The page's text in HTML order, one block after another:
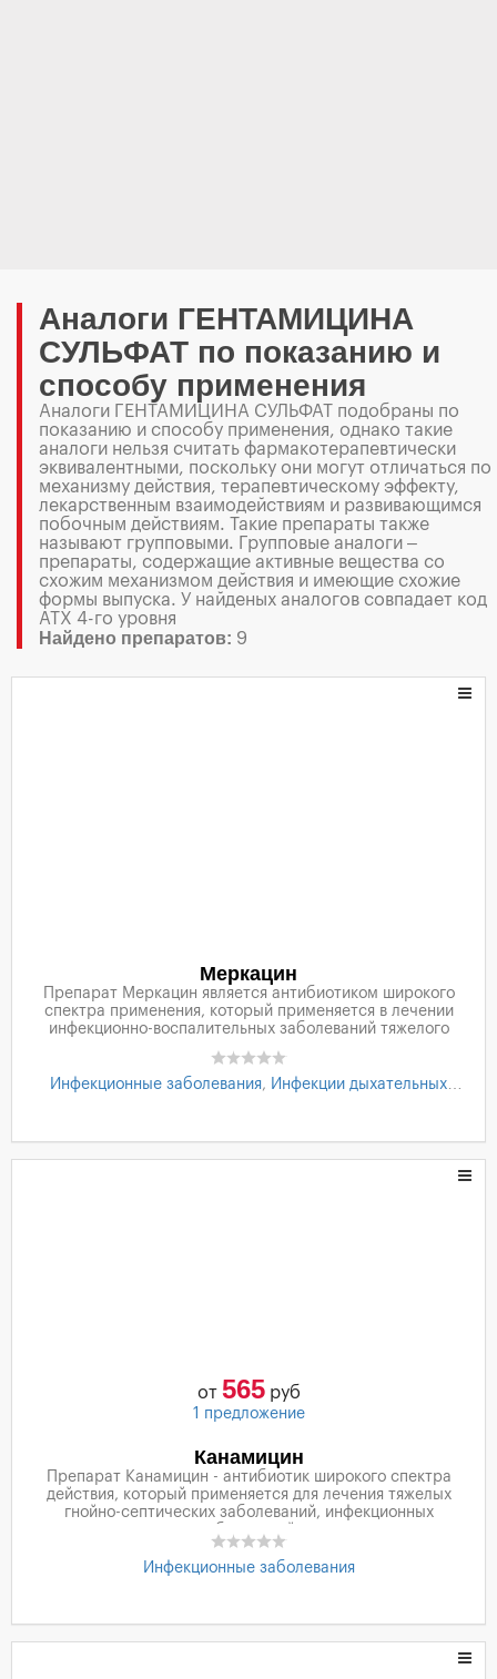
Аналоги ГЕНТАМИЦИНА
СУЛЬФАТ по показанию и
способу применения
Аналоги ГЕНТАМИЦИНА СУЛЬФАТ подобраны по
показанию и способу применения, однако такие
аналоги нельзя считать фармакотерапевтически
эквивалентными, поскольку они могут отличаться по
механизму действия, терапевтическому эффекту,
лекарственным взаимодействиям и развивающимся
побочным действиям. Такие препараты также
называют групповыми. Групповые аналоги –
препараты, содержащие активные вещества со
схожим механизмом действия и имеющие схожие
формы выпуска. У найденых аналогов совпадает код
АТХ 4-го уровня
Найдено препаратов: 9
Меркацин
Препарат Меркацин является антибиотиком широкого
спектра применения, который применяется в лечении
инфекционно-воспалительных заболеваний тяжелого
чувствительными к препарату Меркацин
Инфекционные заболевания, Инфекции дыхательных
от 565руб
1 предложение
Канамицин
Препарат Канамицин - антибиотик широкого спектра
действия, который применяется для лечения тяжелых
гнойно-септических заболеваний, инфекционных
Инфекционные заболевания